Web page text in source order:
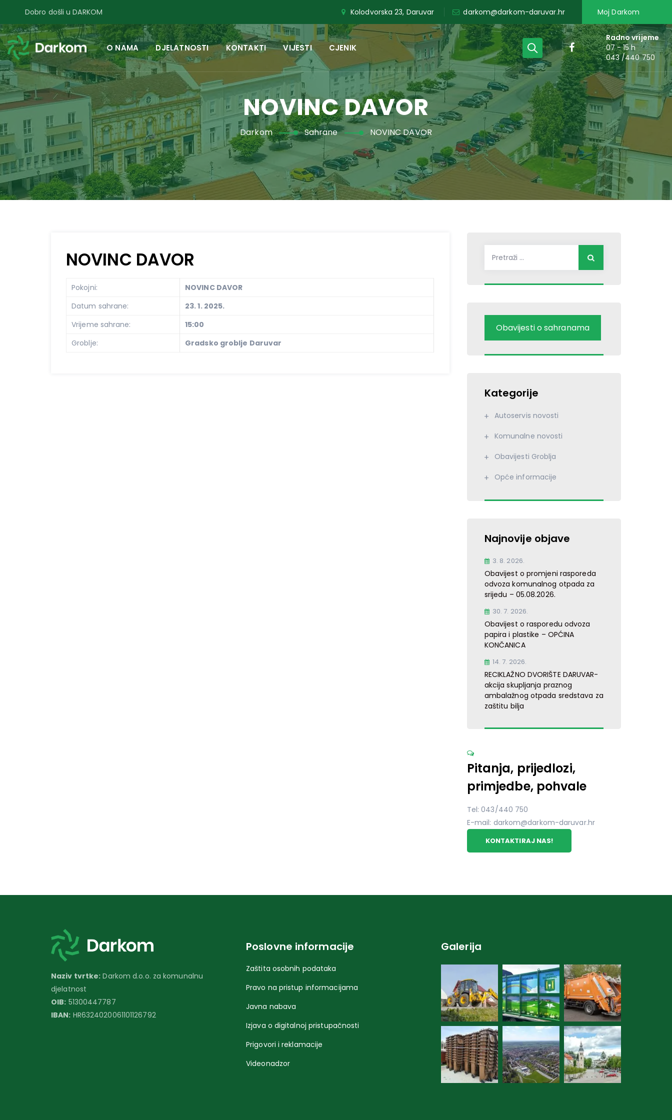
Dobro došli u DARKOM Kolodvorska 23, Daruvar darkom@darkom-daruvar.hr Moj Darkom
Radno vrijeme
07 - 15 h
043 /440 750
O NAMA DJELATNOSTI KONTAKTI VIJESTI CJENIK
NOVINC DAVOR
Darkom Sahrane NOVINC DAVOR
NOVINC DAVOR
Pokojni:
NOVINC DAVOR
Datum sahrane:
23. 1. 2025.
Vrijeme sahrane:
15:00
Groblje:
Gradsko groblje Daruvar
Obavijesti o sahranama
Kategorije
Autoservis novosti
Komunalne novosti
Obavijesti Groblja
Opće informacije
Najnovije objave
3. 8. 2026.
Obavijest o promjeni rasporeda
odvoza komunalnog otpada za
srijedu – 05.08.2026.
30. 7. 2026.
Obavijest o rasporedu odvoza
papira i plastike – OPĆINA
KONČANICA
14. 7. 2026.
RECIKLAŽNO DVORIŠTE DARUVAR-
akcija skupljanja praznog
ambalažnog otpada sredstava za
zaštitu bilja
Pitanja, prijedlozi,
primjedbe, pohvale
Tel: 043/440 750
E-mail: darkom@darkom-daruvar.hr
KONTAKTIRAJ NAS!
Naziv tvrtke: Darkom d.o.o. za komunalnu
djelatnost
OIB: 51300447787
IBAN: HR6324020061101126792
Poslovne informacije
Zaštita osobnih podataka
Pravo na pristup informacijama
Javna nabava
Izjava o digitalnoj pristupačnosti
Prigovori i reklamacije
Videonadzor
Galerija